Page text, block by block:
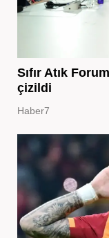
Sıfır Atık
çizildi
Haber7